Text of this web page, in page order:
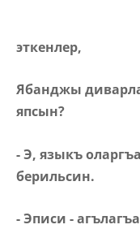
эткенлер,
Ябанджы
япсын?
- Э, языкъ
берильсин.
- Эписи -